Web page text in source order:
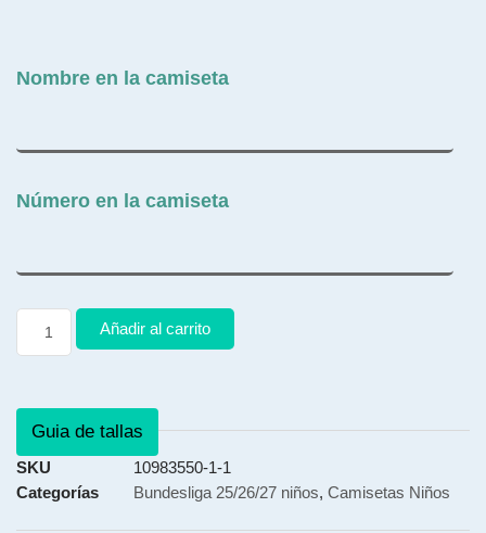
Nombre en la camiseta
Número en la camiseta
Añadir al carrito
Guia de tallas
SKU
10983550-1-1
Categorías
Bundesliga 25/26/27 niños, Camisetas Niños